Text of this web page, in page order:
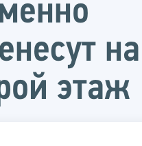
на
этаж